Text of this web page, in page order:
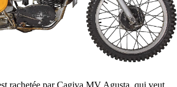
rachetée par Cagiva MV Agusta, qui veut